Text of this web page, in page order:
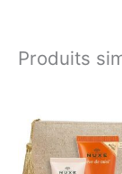
Produits